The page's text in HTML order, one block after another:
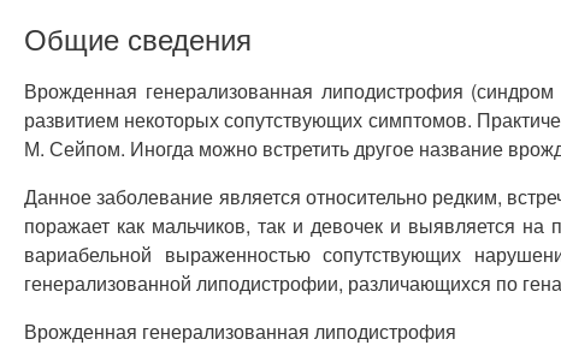
Общие сведения
Врожденная генерализованная липодистрофия
развитием некоторых сопутствующих симптомов.
М. Сейпом. Иногда можно встретить другое название
Данное заболевание является относительно редким,
поражает как мальчиков, так и девочек и выявляется
вариабельной выраженностью сопутствующих
генерализованной липодистрофии, различающихся по
Врожденная генерализованная липодистрофия